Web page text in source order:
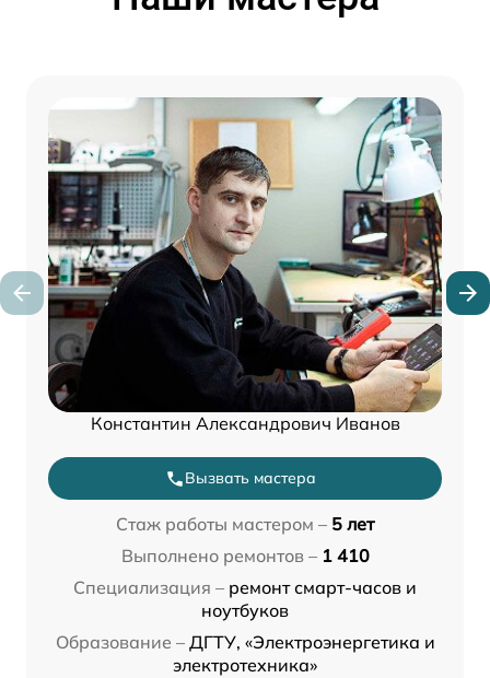
Константин Александрович Иванов
Вызвать мастера
Стаж работы мастером – 5 лет
Выполнено ремонтов – 1 410
Специализация – ремонт смарт-часов и
ноутбуков
Образование – ДГТУ, «Электроэнергетика и
электротехника»